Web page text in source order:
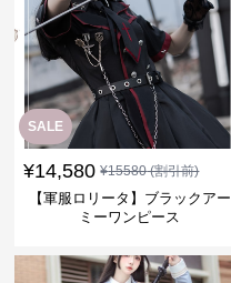
SALE
¥14,580 ¥15580(割引前)
【軍服ロリータ】ブラックアー
ミーワンピース